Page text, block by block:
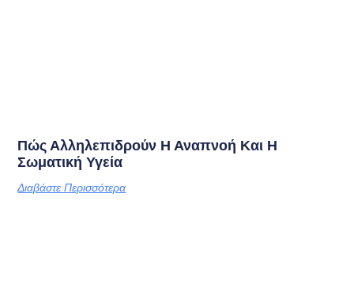
Πώς Αλληλεπιδρούν Η Αναπνοή Και Η
Σωματική Υγεία
Διαβάστε Περισσότερα